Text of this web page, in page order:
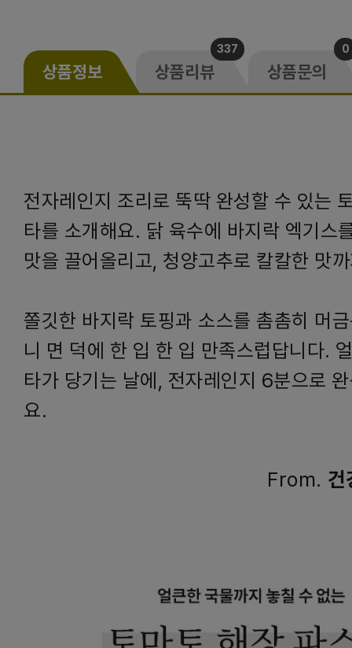
상품정보 상품리뷰
337
상품문의
0
전자레인지 조리로 뚝딱 완성할 수 있는
타를 소개해요. 닭 육수에 바지락 엑기스
맛을 끌어올리고, 청양고추로 칼칼한 맛
쫄깃한 바지락 토핑과 소스를 촘촘히 머
니 면 덕에 한 입 한 입 만족스럽답니다.
타가 당기는 날에, 전자레인지 6분으로
요.
From. 건